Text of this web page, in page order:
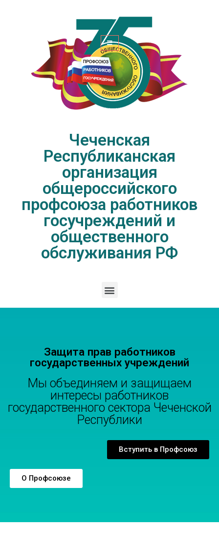
Чеченская Республиканская
организация общероссийского
профсоюза работников
госучреждений и общественного
обслуживания РФ
Чеченская
Республиканская
организация
общероссийского
профсоюза работников
госучреждений и
общественного
обслуживания РФ
Защита прав работников
государственных учреждений
Мы объединяем и защищаем
интересы работников
государственного сектора Чеченской
Республики
Вступить в Профсоюз
О Профсоюзе